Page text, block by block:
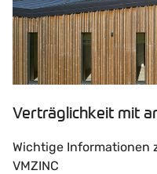
Verträglichkeit mit
Wichtige Informationen
VMZINC